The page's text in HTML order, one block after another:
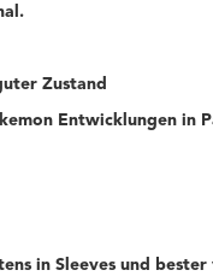
Zustand
Entwicklungen in
in Sleeves und bester